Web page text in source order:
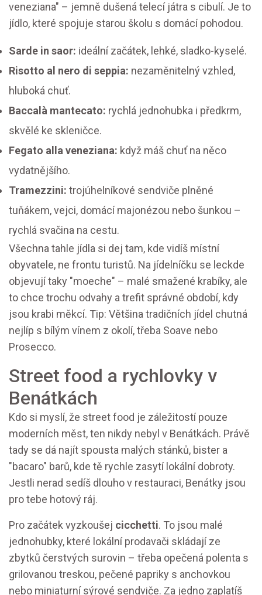
veneziana" – jemně dušená telecí játra s cibulí. Je to
jídlo, které spojuje starou školu s domácí pohodou.
Sarde in saor: ideální začátek, lehké, sladko-kyselé.
Risotto al nero di seppia: nezaměnitelný vzhled,
hluboká chuť.
Baccalà mantecato: rychlá jednohubka i předkrm,
skvělé ke skleničce.
Fegato alla veneziana: když máš chuť na něco
vydatnějšího.
Tramezzini: trojúhelníkové sendviče plněné
tuňákem, vejci, domácí majonézou nebo šunkou –
rychlá svačina na cestu.
Všechna tahle jídla si dej tam, kde vidíš místní
obyvatele, ne frontu turistů. Na jídelníčku se leckde
objevují taky "moeche" – malé smažené krabíky, ale
to chce trochu odvahy a trefit správné období, kdy
jsou krabi měkcí. Tip: Většina tradičních jídel chutná
nejlíp s bílým vínem z okolí, třeba Soave nebo
Prosecco.
Street food a rychlovky v
Benátkách
Kdo si myslí, že street food je záležitostí pouze
moderních měst, ten nikdy nebyl v Benátkách. Právě
tady se dá najít spousta malých stánků, bister a
"bacaro" barů, kde tě rychle zasytí lokální dobroty.
Jestli nerad sedíš dlouho v restauraci, Benátky jsou
pro tebe hotový ráj.
Pro začátek vyzkoušej cicchetti. To jsou malé
jednohubky, které lokální prodavači skládají ze
zbytků čerstvých surovin – třeba opečená polenta s
grilovanou treskou, pečené papriky s anchovkou
nebo miniaturní sýrové sendviče. Za jedno zaplatíš